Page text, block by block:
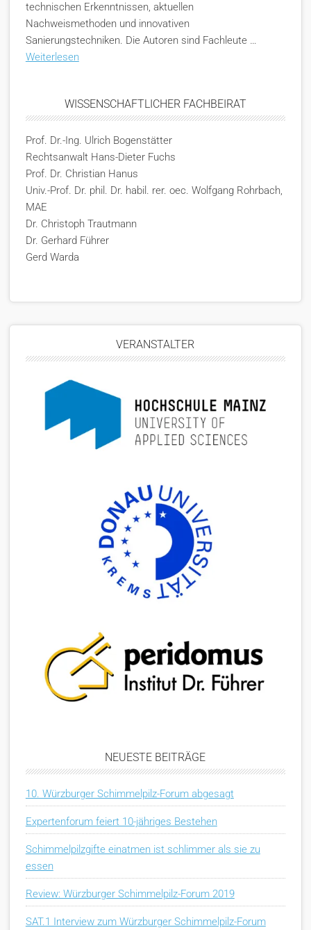
technischen Erkenntnissen, aktuellen
Nachweismethoden und innovativen
Sanierungstechniken. Die Autoren sind Fachleute …
Weiterlesen
WISSENSCHAFTLICHER FACHBEIRAT
Prof. Dr.-Ing. Ulrich Bogenstätter
Rechtsanwalt Hans-Dieter Fuchs
Prof. Dr. Christian Hanus
Univ.-Prof. Dr. phil. Dr. habil. rer. oec. Wolfgang Rohrbach,
MAE
Dr. Christoph Trautmann
Dr. Gerhard Führer
Gerd Warda
VERANSTALTER
NEUESTE BEITRÄGE
10. Würzburger Schimmelpilz-Forum abgesagt
Expertenforum feiert 10-jähriges Bestehen
Schimmelpilzgifte einatmen ist schlimmer als sie zu
essen
Review: Würzburger Schimmelpilz-Forum 2019
SAT.1 Interview zum Würzburger Schimmelpilz-Forum